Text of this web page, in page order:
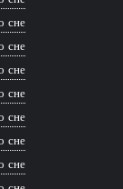
сне
сне
сне
сне
сне
сне
сне